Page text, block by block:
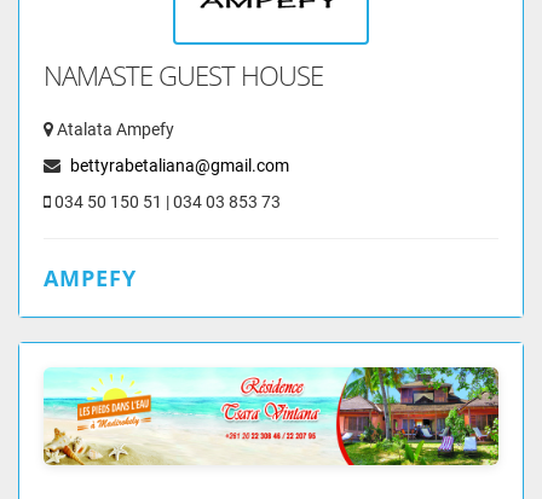
NAMASTE GUEST HOUSE
Atalata Ampefy
bettyrabetaliana@gmail.com
034 50 150 51 | 034 03 853 73
AMPEFY